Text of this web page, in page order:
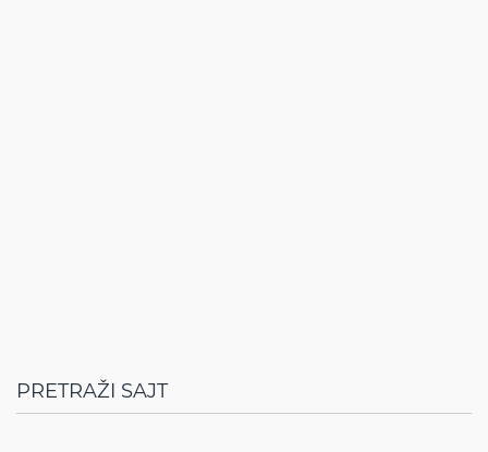
PRETRAŽI SAJT